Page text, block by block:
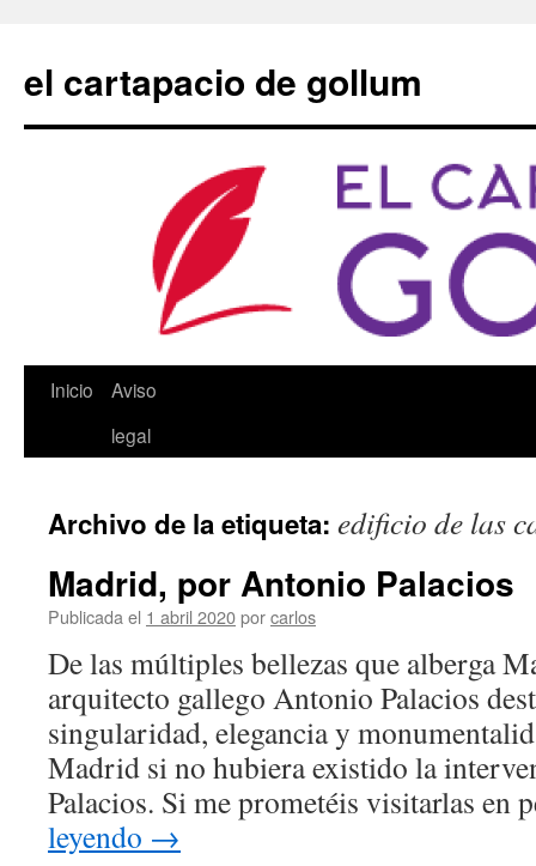
contenido
el cartapacio de gollum
Inicio
Aviso
legal
Archivo de la etiqueta: edificio de las
Madrid, por Antonio Palacios
Publicada el 1 abril 2020porcarlos
De las múltiples bellezas que alberga
arquitecto gallego Antonio Palacios
singularidad, elegancia y
Madrid si no hubiera existido la
Palacios. Si me prometéis visitarlas
leyendo →